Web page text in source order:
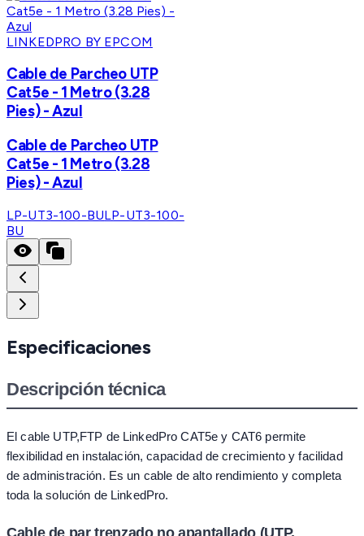
LINKEDPRO BY EPCOM
Cable de Parcheo UTP
Cat5e - 1 Metro (3.28
Pies) - Azul
Cable de Parcheo UTP
Cat5e - 1 Metro (3.28
Pies) - Azul
LP-UT3-100-BULP-UT3-100-
BU
Especificaciones
Descripción técnica
El cable UTP,FTP de LinkedPro CAT5e y CAT6 permite
flexibilidad en instalación, capacidad de crecimiento y facilidad
de administración. Es un cable de alto rendimiento y completa
toda la solución de LinkedPro.
Cable de par trenzado no apantallado (UTP,